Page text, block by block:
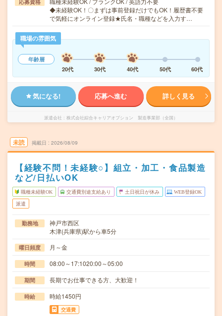
応募資格
◆未経験OK！〇まずは事前登録だけでもOK！履歴書不要
で気軽にオンライン登録★氏名・職種などを入力す…
職場の雰囲気
年齢層
20代
30代 40代 50代 60代
気になる! 応募へ進む 詳しく見る
派遣会社 株式会社綜合キャリアオプション 製造事業部（全国）
未読 掲載日 2026/08/09
【経験不問！未経験○】組立・加工・食品製造
など/日払いOK
職種未経験OK 交通費別途支給あり 土日祝日が休み WEB登録OK
派遣
勤務地
神戸市西区
木津(兵庫県)駅から車5分
曜日頻度 月～金
時間 08:00～17:1020:00～05:00
期間 長期でお仕事できる方、大歓迎！
時給 時給1450円
交通費